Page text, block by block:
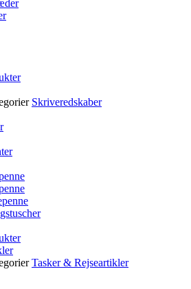
Skriveredskaber
Tasker & Rejseartikler